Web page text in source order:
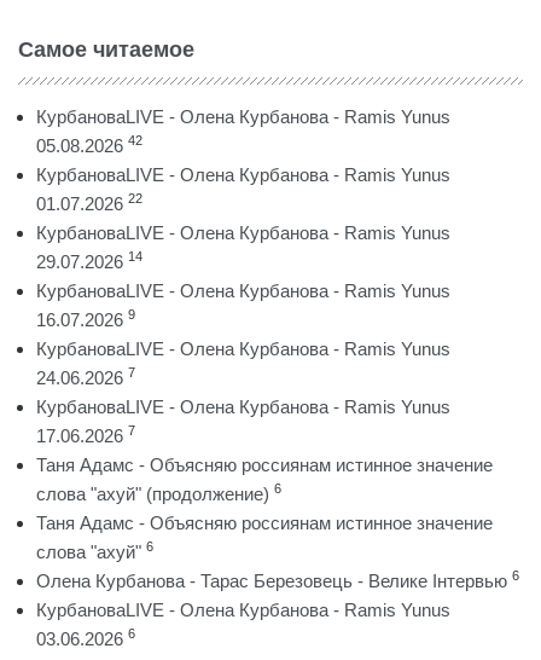
Самое читаемое
КурбановаLIVE - Олена Курбанова - Ramis Yunus
05.08.2026 42
КурбановаLIVE - Олена Курбанова - Ramis Yunus
01.07.2026 22
КурбановаLIVE - Олена Курбанова - Ramis Yunus
29.07.2026 14
КурбановаLIVE - Олена Курбанова - Ramis Yunus
16.07.2026 9
КурбановаLIVE - Олена Курбанова - Ramis Yunus
24.06.2026 7
КурбановаLIVE - Олена Курбанова - Ramis Yunus
17.06.2026 7
Таня Адамс - Объясняю россиянам истинное значение
слова "ахуй" (продолжение) 6
Таня Адамс - Объясняю россиянам истинное значение
слова "ахуй" 6
Олена Курбанова - Тарас Березовець - Велике Інтервью 6
КурбановаLIVE - Олена Курбанова - Ramis Yunus
03.06.2026 6